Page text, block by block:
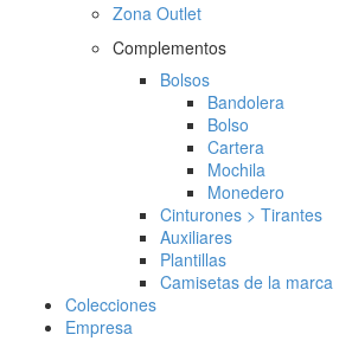
Zona Outlet
Complementos
Bolsos
Bandolera
Bolso
Cartera
Mochila
Monedero
Cinturones > Tirantes
Auxiliares
Plantillas
Camisetas de la marca
Colecciones
Empresa